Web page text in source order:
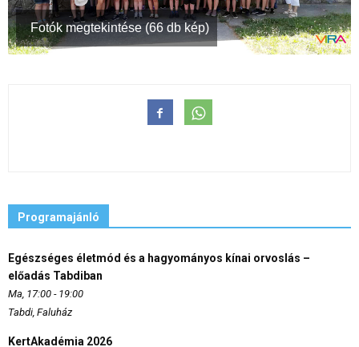
Fotók megtekintése (66 db kép)
Programajánló
Egészséges életmód és a hagyományos kínai orvoslás –
előadás Tabdiban
Ma, 17:00 - 19:00
Tabdi, Faluház
KertAkadémia 2026